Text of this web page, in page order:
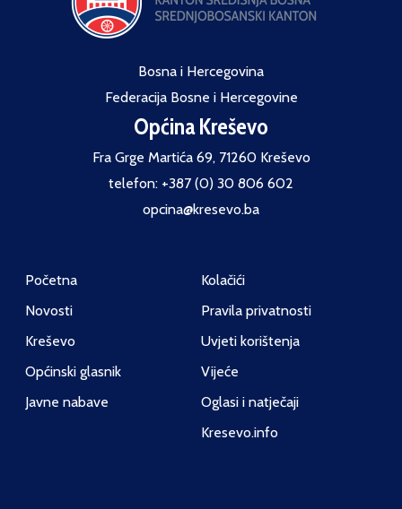
Bosna i Hercegovina
Federacija Bosne i Hercegovine
Općina Kreševo
Fra Grge Martića 69, 71260 Kreševo
telefon: +387 (0) 30 806 602
opcina@kresevo.ba
Početna
Novosti
Kreševo
Općinski glasnik
Javne nabave
Kolačići
Pravila privatnosti
Uvjeti korištenja
Vijeće
Oglasi i natječaji
Kresevo.info